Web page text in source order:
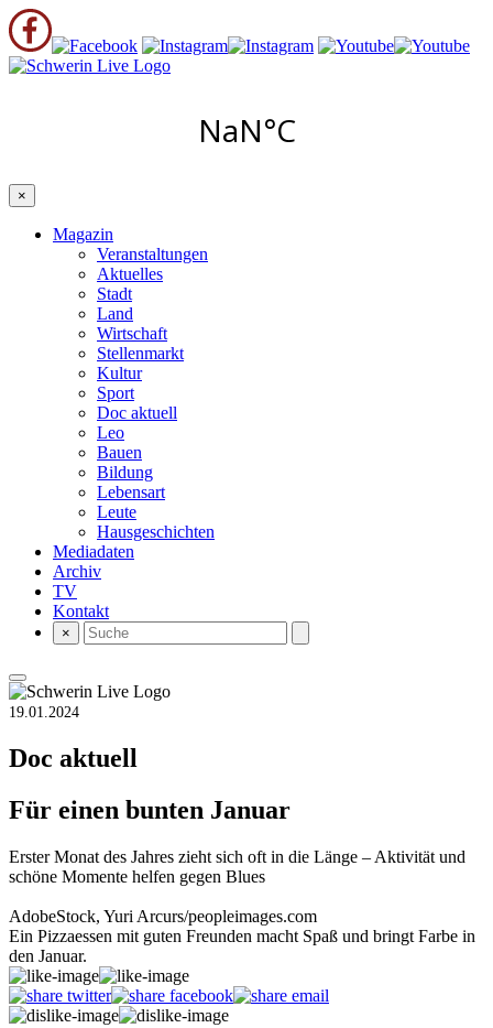
×
Magazin
Veranstaltungen
Aktuelles
Stadt
Land
Wirtschaft
Stellenmarkt
Kultur
Sport
Doc aktuell
Leo
Bauen
Bildung
Lebensart
Leute
Hausgeschichten
Mediadaten
Archiv
TV
Kontakt
×
19.01.2024
Doc aktuell
Für einen bunten Januar
Erster Monat des Jahres zieht sich oft in die Länge – Aktivität und
schöne Momente helfen gegen Blues
AdobeStock, Yuri Arcurs/peopleimages.com
Ein Pizzaessen mit guten Freunden macht Spaß und bringt Farbe in
den Januar.